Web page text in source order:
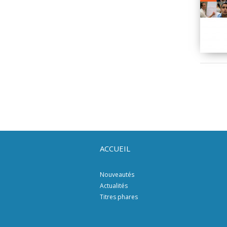
ACCUEIL
Nouveautés
Actualités
Titres phares